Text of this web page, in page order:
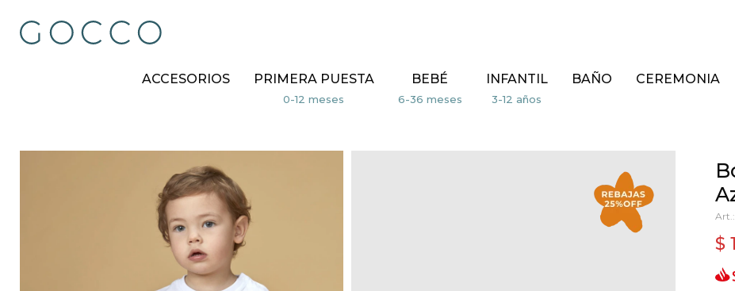
ACCESORIOS PRIMERA PUESTA BEBÉ INFANTIL BAÑO CEREMONIA
$